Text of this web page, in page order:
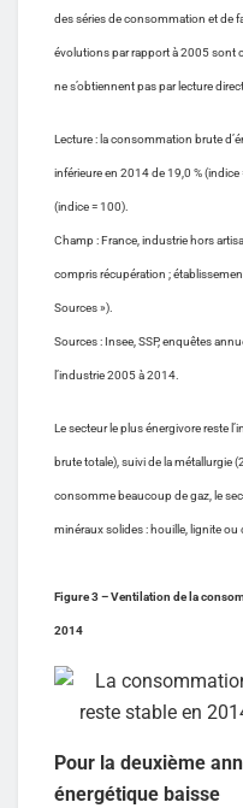
des séries de consommation et de
évolutions par rapport à 2005 sont
ne s’obtiennent pas par lecture
Lecture : la consommation brute
inférieure en 2014 de 19,0 % (indice
(indice = 100).
Champ : France, industrie hors
compris récupération ;
Sources »).
Sources : Insee, SSP, enquêtes
l’industrie 2005 à 2014.
Le secteur le plus énergivore reste
brute totale), suivi de la métallurgie
consomme beaucoup de gaz, le
minéraux solides : houille, lignite ou
Figure 3 – Ventilation de la
2014
Pour la deuxième
énergétique baisse